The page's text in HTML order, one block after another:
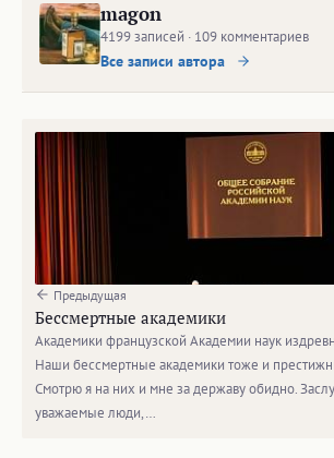
magon
4199 записей · 109 комментариев
Все записи автора
Предыдущая
Бессмертные академики
Академики французской Академии наук
Наши бессмертные академики тоже и
Смотрю я на них и мне за державу обидно.
уважаемые люди,…